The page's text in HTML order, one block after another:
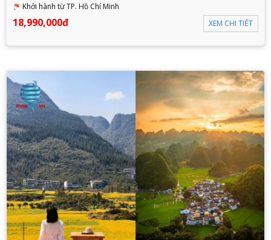
Khởi hành từ TP. Hồ Chí Minh
18,990,000đ XEM CHI TIẾT